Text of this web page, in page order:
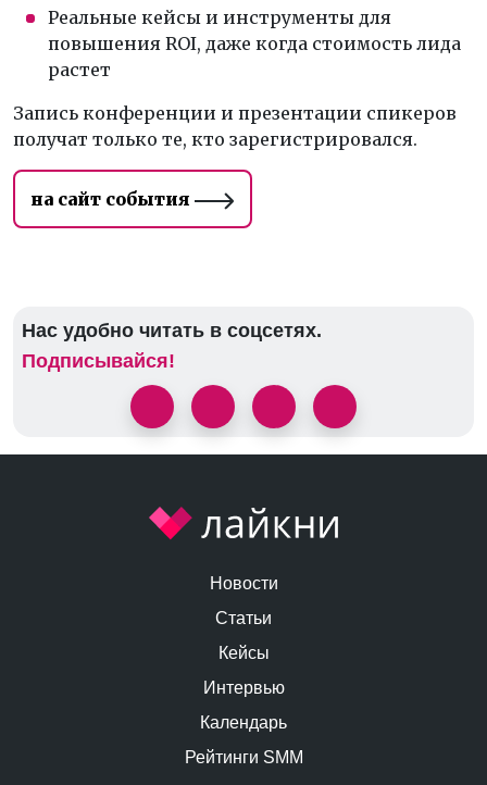
Реальные кейсы и инструменты для
повышения ROI, даже когда стоимость лида
растет
Запись конференции и презентации спикеров
получат только те, кто зарегистрировался.
на сайт события
Нас удобно читать в соцсетях.
Подписывайся!
Новости
Статьи
Кейсы
Интервью
Календарь
Рейтинги SMM